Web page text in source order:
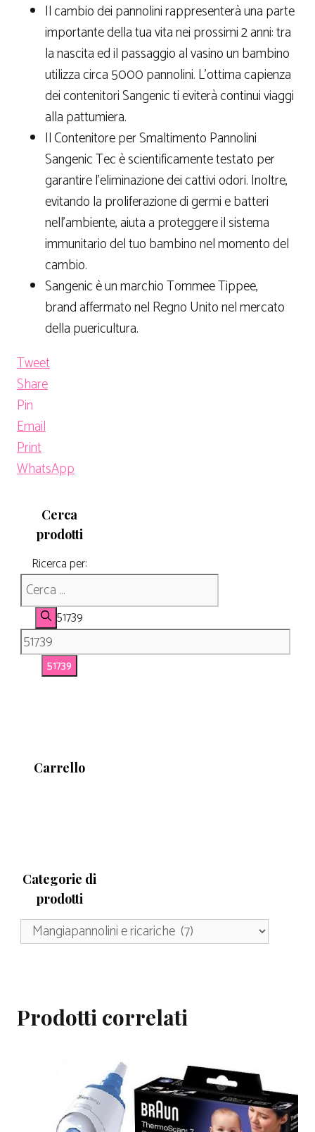
Il cambio dei pannolini rappresenterà una parte
importante della tua vita nei prossimi 2 anni: tra
la nascita ed il passaggio al vasino un bambino
utilizza circa 5000 pannolini. L’ottima capienza
dei contenitori Sangenic ti eviterà continui viaggi
alla pattumiera.
Il Contenitore per Smaltimento Pannolini
Sangenic Tec è scientificamente testato per
garantire l’eliminazione dei cattivi odori. Inoltre,
evitando la proliferazione di germi e batteri
nell’ambiente, aiuta a proteggere il sistema
immunitario del tuo bambino nel momento del
cambio.
Sangenic è un marchio Tommee Tippee,
brand affermato nel Regno Unito nel mercato
della puericultura.
Tweet
Share
Pin
Email
Print
WhatsApp
Cerca
prodotti
Ricerca per:
51739
Carrello
Categorie di
prodotti
Prodotti correlati